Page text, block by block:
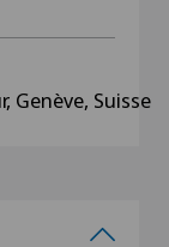
Genève, Suisse